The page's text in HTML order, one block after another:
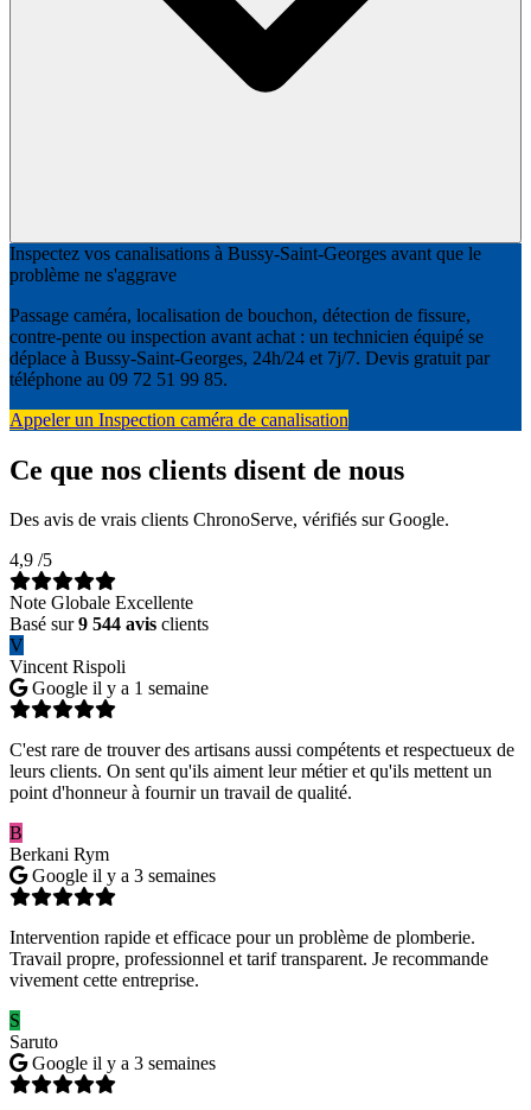
Inspectez vos canalisations à Bussy-Saint-Georges avant que le
problème ne s'aggrave
Passage caméra, localisation de bouchon, détection de fissure,
contre-pente ou inspection avant achat : un technicien équipé se
déplace à Bussy-Saint-Georges, 24h/24 et 7j/7. Devis gratuit par
téléphone au 09 72 51 99 85.
Appeler un Inspection caméra de canalisation
Ce que nos clients disent de nous
Des avis de vrais clients ChronoServe, vérifiés sur Google.
4,9 /5
Note Globale Excellente
Basé sur9 544 avis clients
V
Vincent Rispoli
Google il y a 1 semaine
C'est rare de trouver des artisans aussi compétents et respectueux de
leurs clients. On sent qu'ils aiment leur métier et qu'ils mettent un
point d'honneur à fournir un travail de qualité.
B
Berkani Rym
Google il y a 3 semaines
Intervention rapide et efficace pour un problème de plomberie.
Travail propre, professionnel et tarif transparent. Je recommande
vivement cette entreprise.
S
Saruto
Google il y a 3 semaines